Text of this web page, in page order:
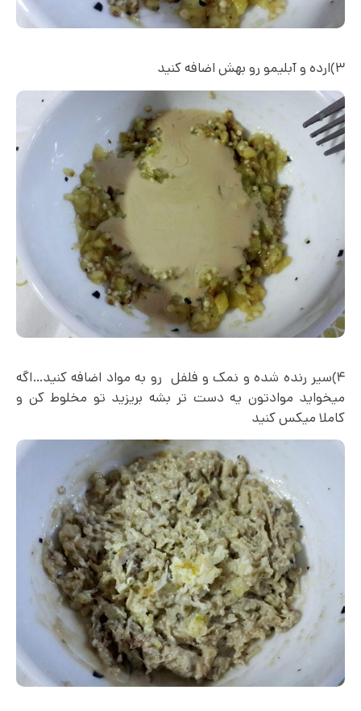
۳)ارده و آبلیمو رو بهش اضافه کنید
۴)سیر رنده شده و نمک و فلفل رو به مواد اضافه کنید…اگه
میخواید موادتون یه دست تر بشه بریزید تو مخلوط کن و
کاملا میکس کنید